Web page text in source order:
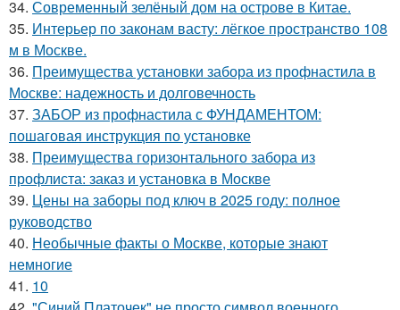
34. Современный зелёный дом на острове в Китае.
35. Интерьер по законам васту: лёгкое пространство 108
м в Москве.
36. Преимущества установки забора из профнастила в
Москве: надежность и долговечность
37. ЗАБОР из профнастила с ФУНДАМЕНТОМ:
пошаговая инструкция по установке
38. Преимущества горизонтального забора из
профлиста: заказ и установка в Москве
39. Цены на заборы под ключ в 2025 году: полное
руководство
40. Необычные факты о Москве, которые знают
немногие
41. 10